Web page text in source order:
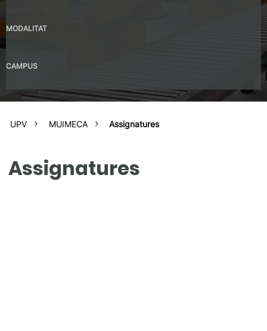
MODALITAT
CAMPUS
UPV MUIMECA Assignatures
Assignatures